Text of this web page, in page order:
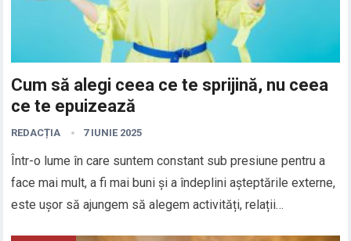
Cum să alegi ceea ce te sprijină, nu ceea
ce te epuizează
REDACȚIA 7 IUNIE 2025
Într-o lume în care suntem constant sub presiune pentru a
face mai mult, a fi mai buni și a îndeplini așteptările externe,
este ușor să ajungem să alegem activități, relații…